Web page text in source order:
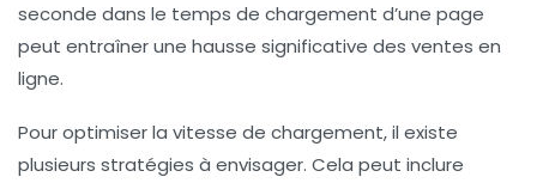
seconde dans le temps de chargement d’une page
peut entraîner une hausse significative des ventes en
ligne.
Pour optimiser la vitesse de chargement, il existe
plusieurs stratégies à envisager. Cela peut inclure